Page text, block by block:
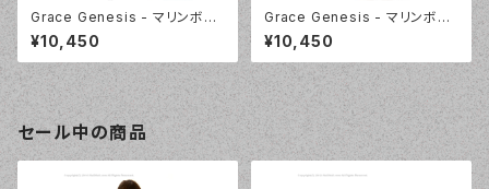
Grace Genesis - マリンボー
ダー （5117 - 75:ネイビーブル
ー）
¥10,450
Grace Genesis - マリンボー
ダー （5117 - 01:ホワイト）
¥10,450
セール中の商品